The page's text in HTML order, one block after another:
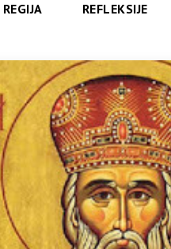
REGIJA REFLEKSIJE